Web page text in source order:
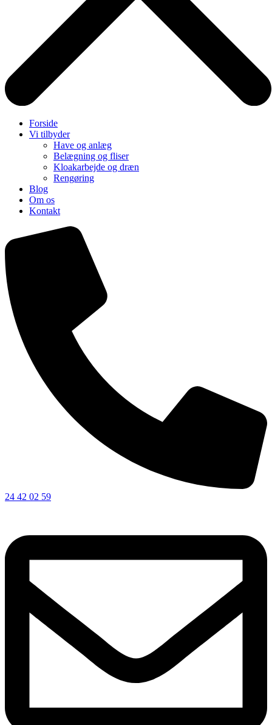
Forside
Vi tilbyder
Have og anlæg
Belægning og fliser
Kloakarbejde og dræn
Rengøring
Blog
Om os
Kontakt
24 42 02 59